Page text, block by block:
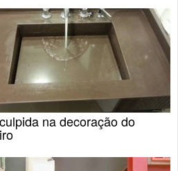
na decoração do